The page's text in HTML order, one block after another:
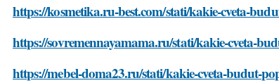
https://kosmetika.ru-best.com/stati/kakie-cveta-
https://sovremennayamama.ru/stati/kakie-cveta-
https://mebel-doma23.ru/stati/kakie-cveta-budut-